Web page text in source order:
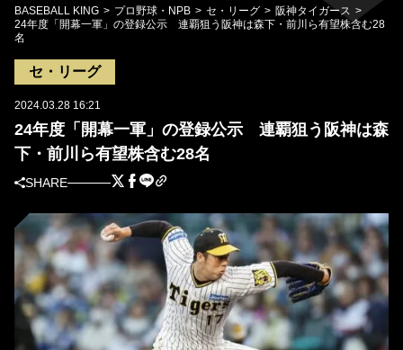
Mute
BASEBALL KING プロ野球・NPB セ・リーグ
阪神タイガース
24年度「開幕一軍」の登録公示 連覇狙う阪神は森下・前川ら有望株含む28
名
セ・リーグ
2024.03.28 16:21
24年度「開幕一軍」の登録公示 連覇狙う阪神は森
下・前川ら有望株含む28名
SHARE